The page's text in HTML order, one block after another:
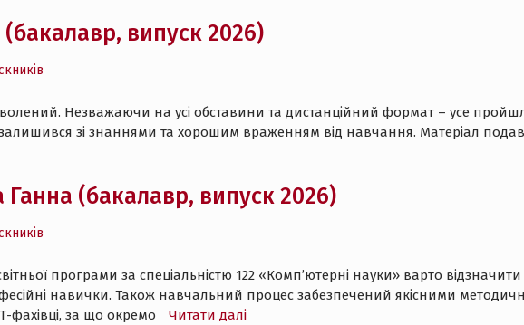
(бакалавр, випуск 2026)
Незважаючи на усі обставини та дистанційний формат – усе
зі знаннями та хорошим враженням від навчання. Матеріал
Ганна (бакалавр, випуск 2026)
програми за спеціальністю 122 «Комп’ютерні науки» варто
навички. Також навчальний процес забезпечений якісними
фахівці, за що окремо
Читати далі